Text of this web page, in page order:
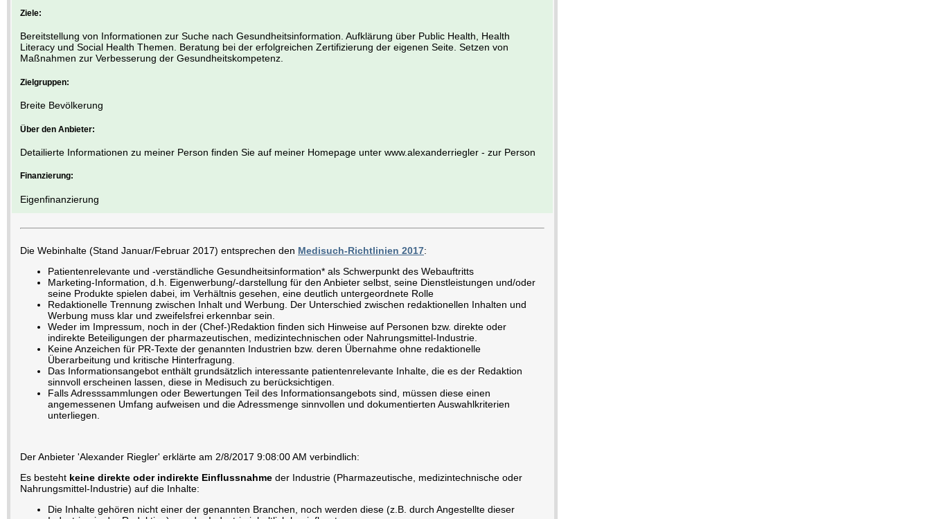
Ziele:
Bereitstellung von Informationen zur Suche nach Gesundheitsinformation. Aufklärung über Public Health, Health
Literacy und Social Health Themen. Beratung bei der erfolgreichen Zertifizierung der eigenen Seite. Setzen von
Maßnahmen zur Verbesserung der Gesundheitskompetenz.
Zielgruppen:
Breite Bevölkerung
Über den Anbieter:
Detailierte Informationen zu meiner Person finden Sie auf meiner Homepage unter www.alexanderriegler - zur Person
Finanzierung:
Eigenfinanzierung
Die Webinhalte (Stand Januar/Februar 2017) entsprechen den Medisuch-Richtlinien 2017:
Patientenrelevante und -verständliche Gesundheitsinformation* als Schwerpunkt des Webauftritts
Marketing-Information, d.h. Eigenwerbung/-darstellung für den Anbieter selbst, seine Dienstleistungen und/oder
seine Produkte spielen dabei, im Verhältnis gesehen, eine deutlich untergeordnete Rolle
Redaktionelle Trennung zwischen Inhalt und Werbung. Der Unterschied zwischen redaktionellen Inhalten und
Werbung muss klar und zweifelsfrei erkennbar sein.
Weder im Impressum, noch in der (Chef-)Redaktion finden sich Hinweise auf Personen bzw. direkte oder
indirekte Beteiligungen der pharmazeutischen, medizintechnischen oder Nahrungsmittel-Industrie.
Keine Anzeichen für PR-Texte der genannten Industrien bzw. deren Übernahme ohne redaktionelle
Überarbeitung und kritische Hinterfragung.
Das Informationsangebot enthält grundsätzlich interessante patientenrelevante Inhalte, die es der Redaktion
sinnvoll erscheinen lassen, diese in Medisuch zu berücksichtigen.
Falls Adresssammlungen oder Bewertungen Teil des Informationsangebots sind, müssen diese einen
angemessenen Umfang aufweisen und die Adressmenge sinnvollen und dokumentierten Auswahlkriterien
unterliegen.
Der Anbieter 'Alexander Riegler' erklärte am 2/8/2017 9:08:00 AM verbindlich:
Es besteht keine direkte oder indirekte Einflussnahme der Industrie (Pharmazeutische, medizintechnische oder
Nahrungsmittel-Industrie) auf die Inhalte:
Die Inhalte gehören nicht einer der genannten Branchen, noch werden diese (z.B. durch Angestellte dieser